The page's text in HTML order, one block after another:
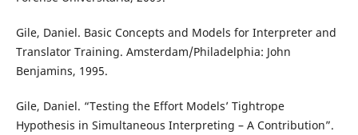
Gile, Daniel. Basic Concepts and Models for Interpreter and
Translator Training. Amsterdam/Philadelphia: John
Benjamins, 1995.
Gile, Daniel. “Testing the Effort Models’ Tightrope
Hypothesis in Simultaneous Interpreting – A Contribution”.